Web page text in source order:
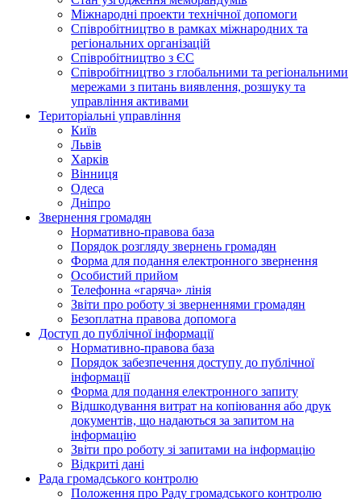
Міжнародні проекти технічної допомоги
Співробітництво в рамках міжнародних та
регіональних організацій
Співробітництво з ЄС
Співробітництво з глобальними та регіональними
мережами з питань виявлення, розшуку та
управління активами
Територіальні управління
Київ
Львів
Харків
Вінниця
Одеса
Дніпро
Звернення громадян
Нормативно-правова база
Порядок розгляду звернень громадян
Форма для подання електронного звернення
Особистий прийом
Телефонна «гаряча» лінія
Звіти про роботу зі зверненнями громадян
Безоплатна правова допомога
Доступ до публічної інформації
Нормативно-правова база
Порядок забезпечення доступу до публічної
інформації
Форма для подання електронного запиту
Відшкодування витрат на копіювання або друк
документів, що надаються за запитом на
інформацію
Звіти про роботу зі запитами на інформацію
Відкриті дані
Рада громадського контролю
Положення про Раду громадського контролю